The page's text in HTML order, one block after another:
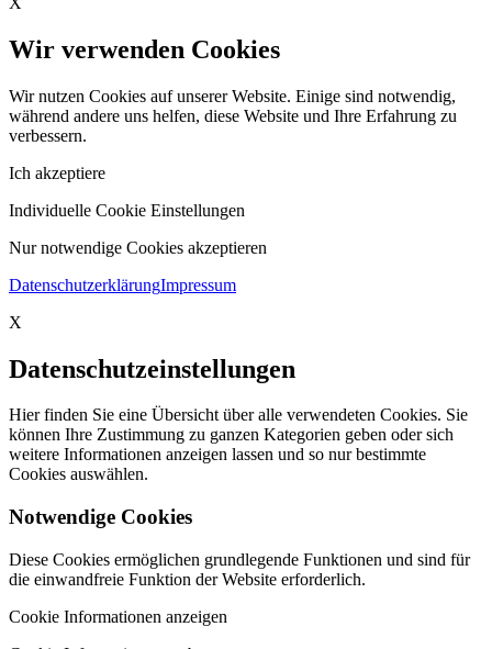
Wir verwenden Cookies
Wir nutzen Cookies auf unserer Website. Einige sind notwendig,
während andere uns helfen, diese Website und Ihre Erfahrung zu
verbessern.
Ich akzeptiere
Individuelle Cookie Einstellungen
Nur notwendige Cookies akzeptieren
DatenschutzerklärungImpressum
X
Datenschutzeinstellungen
Hier finden Sie eine Übersicht über alle verwendeten Cookies. Sie
können Ihre Zustimmung zu ganzen Kategorien geben oder sich
weitere Informationen anzeigen lassen und so nur bestimmte
Cookies auswählen.
Notwendige Cookies
Diese Cookies ermöglichen grundlegende Funktionen und sind für
die einwandfreie Funktion der Website erforderlich.
Cookie Informationen anzeigen